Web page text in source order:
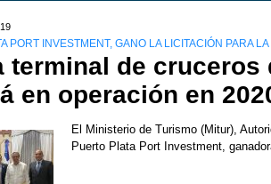
PORT INVESTMENT, GANO LA LICITACIÓN PARA
terminal de cruceros
en operación en
El Ministerio de Turismo (Mitur),
Puerto Plata Port Investment,